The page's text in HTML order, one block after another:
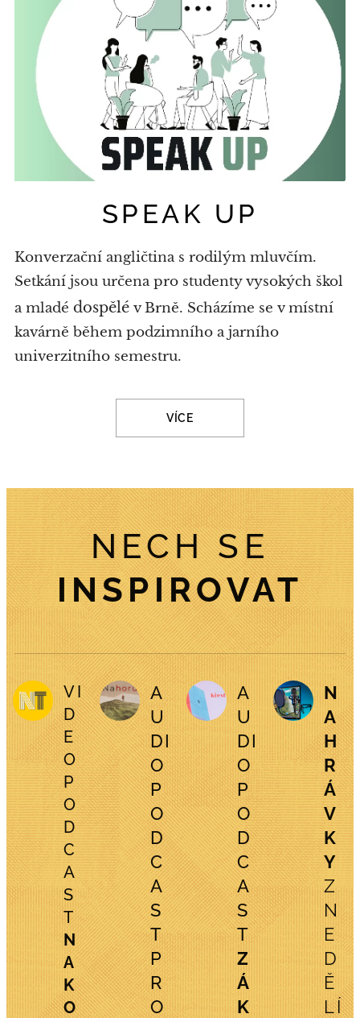
SPEAK UP
Konverzační angličtina s rodilým mluvčím.
Setkání jsou určena pro studenty vysokých škol
a mladé dospělé v Brně. Scházíme se v místní
kavárně během podzimního a jarního
univerzitního semestru.
VÍCE
NECH SE
INSPIROVAT
VI
D
E
O
P
O
D
C
A
S
T
N
A
K
O
A
U
DI
O
P
O
D
C
A
S
T
P
R
O
A
U
DI
O
P
O
D
C
A
S
T
Z
Á
K
N
A
H
R
Á
V
K
Y
Z
N
E
D
Ě
LÍ